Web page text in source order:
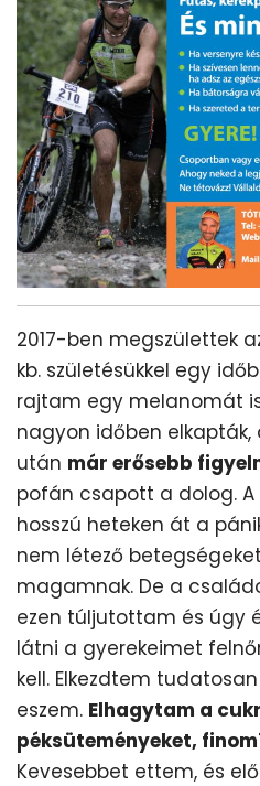
2017-ben megszülettek
kb. születésükkel egy
rajtam egy melanomát
nagyon időben
után már erősebb
pofán csapott a dolog.
hosszú heteken át a
nem létező
magamnak. De a
ezen túljutottam és úgy
látni a gyerekeimet
kell. Elkezdtem
eszem. Elhagytam a
péksüteményeket,
Kevesebbet ettem, és